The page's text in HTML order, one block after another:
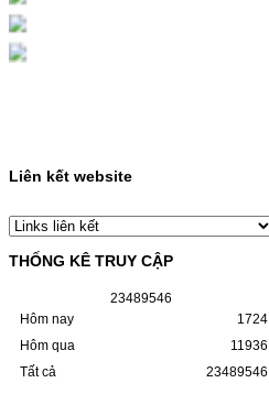
HỘP MỰC MÀU SAMSUNG CLT-403S CHO
DÒNG MÁY SL-C435/C436MÃ HỘP MỰC:-
Samsung CLT-403S- Loại mực: Mực in laser
màuSỬ DỤNG CHO MÁY IN:- Samsung SL-
HỘP MỰC HP 110A
(W1110A) CHO DÒNG MÁY
LBP 243/MF 461DW
HỘP MỰC HP 110A (W1110A) CHO DÒNG
Hộp mực HP 110A (W1110A)- Loại mực:
Mực in laser trắng đenSỬ DỤNG CHO MÁY
IN:- HP…
Giá : 249.000VND
Liên kết website
THỐNG KÊ TRUY CẬP
23489546
Hôm nay
Hôm qua
Tất cả
1724
11936
23489546